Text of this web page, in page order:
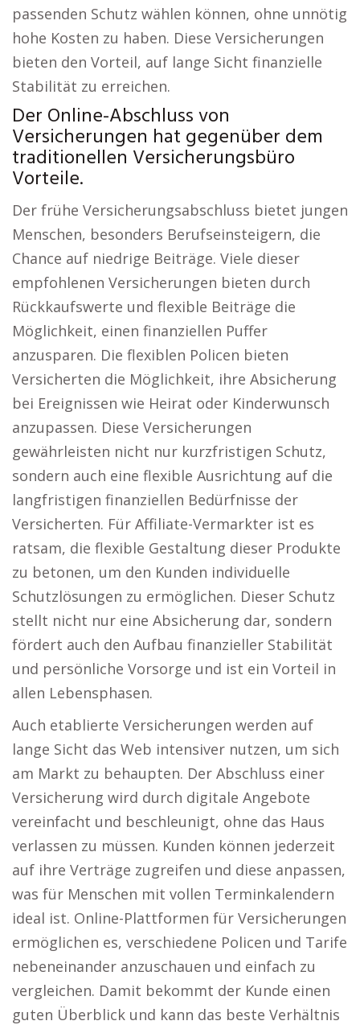
passenden Schutz wählen können, ohne unnötig
hohe Kosten zu haben. Diese Versicherungen
bieten den Vorteil, auf lange Sicht finanzielle
Stabilität zu erreichen.
Der Online-Abschluss von
Versicherungen hat gegenüber dem
traditionellen Versicherungsbüro
Vorteile.
Der frühe Versicherungsabschluss bietet jungen
Menschen, besonders Berufseinsteigern, die
Chance auf niedrige Beiträge. Viele dieser
empfohlenen Versicherungen bieten durch
Rückkaufswerte und flexible Beiträge die
Möglichkeit, einen finanziellen Puffer
anzusparen. Die flexiblen Policen bieten
Versicherten die Möglichkeit, ihre Absicherung
bei Ereignissen wie Heirat oder Kinderwunsch
anzupassen. Diese Versicherungen
gewährleisten nicht nur kurzfristigen Schutz,
sondern auch eine flexible Ausrichtung auf die
langfristigen finanziellen Bedürfnisse der
Versicherten. Für Affiliate-Vermarkter ist es
ratsam, die flexible Gestaltung dieser Produkte
zu betonen, um den Kunden individuelle
Schutzlösungen zu ermöglichen. Dieser Schutz
stellt nicht nur eine Absicherung dar, sondern
fördert auch den Aufbau finanzieller Stabilität
und persönliche Vorsorge und ist ein Vorteil in
allen Lebensphasen.
Auch etablierte Versicherungen werden auf
lange Sicht das Web intensiver nutzen, um sich
am Markt zu behaupten. Der Abschluss einer
Versicherung wird durch digitale Angebote
vereinfacht und beschleunigt, ohne das Haus
verlassen zu müssen. Kunden können jederzeit
auf ihre Verträge zugreifen und diese anpassen,
was für Menschen mit vollen Terminkalendern
ideal ist. Online-Plattformen für Versicherungen
ermöglichen es, verschiedene Policen und Tarife
nebeneinander anzuschauen und einfach zu
vergleichen. Damit bekommt der Kunde einen
guten Überblick und kann das beste Verhältnis